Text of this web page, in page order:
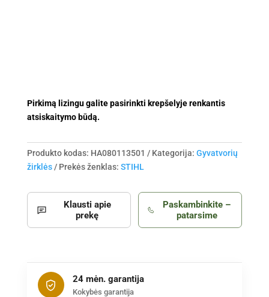
krov.)
Pirkimą lizingu galite pasirinkti krepšelyje renkantis
atsiskaitymo būdą.
Produkto kodas: HA080113501 Kategorija: Gyvatvorių
žirklės
Prekės ženklas: STIHL
Klausti apie
prekę
Paskambinkite –
patarsime
24 mėn. garantija
Kokybės garantija